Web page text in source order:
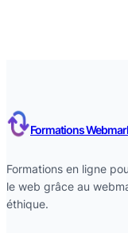
Formations
Formations en ligne
le web grâce au
éthique.